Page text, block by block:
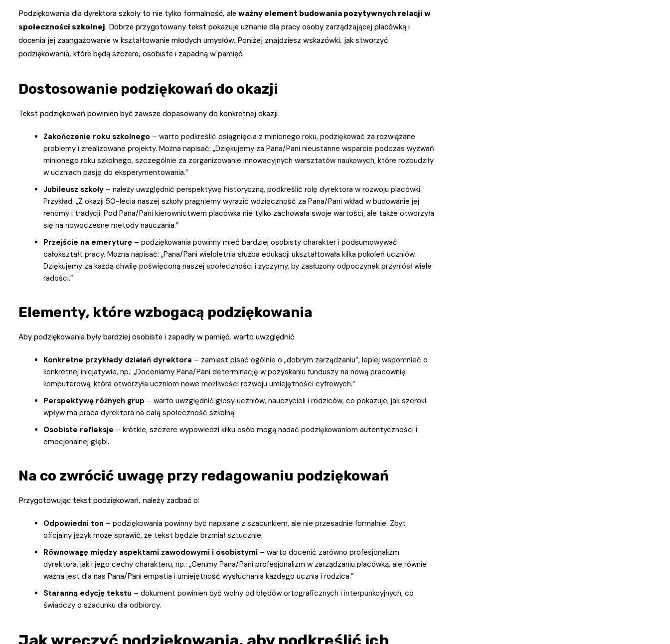
Podziękowania dla dyrektora szkoły to nie tylko formalność, ale ważny element budowania pozytywnych relacji w
społeczności szkolnej. Dobrze przygotowany tekst pokazuje uznanie dla pracy osoby zarządzającej placówką i
docenia jej zaangażowanie w kształtowanie młodych umysłów. Poniżej znajdziesz wskazówki, jak stworzyć
podziękowania, które będą szczere, osobiste i zapadną w pamięć.
Dostosowanie podziękowań do okazji
Tekst podziękowań powinien być zawsze dopasowany do konkretnej okazji:
Zakończenie roku szkolnego – warto podkreślić osiągnięcia z minionego roku, podziękować za rozwiązane
problemy i zrealizowane projekty. Można napisać: „Dziękujemy za Pana/Pani nieustanne wsparcie podczas wyzwań
minionego roku szkolnego, szczególnie za zorganizowanie innowacyjnych warsztatów naukowych, które rozbudziły
w uczniach pasję do eksperymentowania.”
Jubileusz szkoły – należy uwzględnić perspektywę historyczną, podkreślić rolę dyrektora w rozwoju placówki.
Przykład: „Z okazji 50-lecia naszej szkoły pragniemy wyrazić wdzięczność za Pana/Pani wkład w budowanie jej
renomy i tradycji. Pod Pana/Pani kierownictwem placówka nie tylko zachowała swoje wartości, ale także otworzyła
się na nowoczesne metody nauczania.”
Przejście na emeryturę – podziękowania powinny mieć bardziej osobisty charakter i podsumowywać
całokształt pracy. Można napisać: „Pana/Pani wieloletnia służba edukacji ukształtowała kilka pokoleń uczniów.
Dziękujemy za każdą chwilę poświęconą naszej społeczności i życzymy, by zasłużony odpoczynek przyniósł wiele
radości.”
Elementy, które wzbogacą podziękowania
Aby podziękowania były bardziej osobiste i zapadły w pamięć, warto uwzględnić:
Konkretne przykłady działań dyrektora – zamiast pisać ogólnie o „dobrym zarządzaniu”, lepiej wspomnieć o
konkretnej inicjatywie, np.: „Doceniamy Pana/Pani determinację w pozyskaniu funduszy na nową pracownię
komputerową, która otworzyła uczniom nowe możliwości rozwoju umiejętności cyfrowych.”
Perspektywę różnych grup – warto uwzględnić głosy uczniów, nauczycieli i rodziców, co pokazuje, jak szeroki
wpływ ma praca dyrektora na całą społeczność szkolną.
Osobiste refleksje – krótkie, szczere wypowiedzi kilku osób mogą nadać podziękowaniom autentyczności i
emocjonalnej głębi.
Na co zwrócić uwagę przy redagowaniu podziękowań
Przygotowując tekst podziękowań, należy zadbać o:
Odpowiedni ton – podziękowania powinny być napisane z szacunkiem, ale nie przesadnie formalnie. Zbyt
oficjalny język może sprawić, że tekst będzie brzmiał sztucznie.
Równowagę między aspektami zawodowymi i osobistymi – warto docenić zarówno profesjonalizm
dyrektora, jak i jego cechy charakteru, np.: „Cenimy Pana/Pani profesjonalizm w zarządzaniu placówką, ale równie
ważna jest dla nas Pana/Pani empatia i umiejętność wysłuchania każdego ucznia i rodzica.”
Staranną edycję tekstu – dokument powinien być wolny od błędów ortograficznych i interpunkcyjnych, co
świadczy o szacunku dla odbiorcy.